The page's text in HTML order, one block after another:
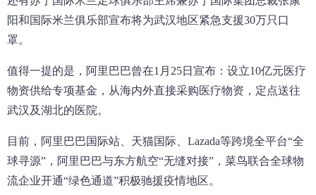
阳和国际米兰俱乐部宣布将为武汉地区紧急支援30万只口
罩。
值得一提的是，阿里巴巴曾在1月25日宣布：设立10亿元医疗
物资供给专项基金，从海内外直接采购医疗物资，定点送往
武汉及湖北的医院。
目前，阿里巴巴国际站、天猫国际、Lazada等跨境全平台“全
球寻源”，阿里巴巴与东方航空“无缝对接”，菜鸟联合全球物
流企业开通“绿色通道”积极驰援疫情地区。